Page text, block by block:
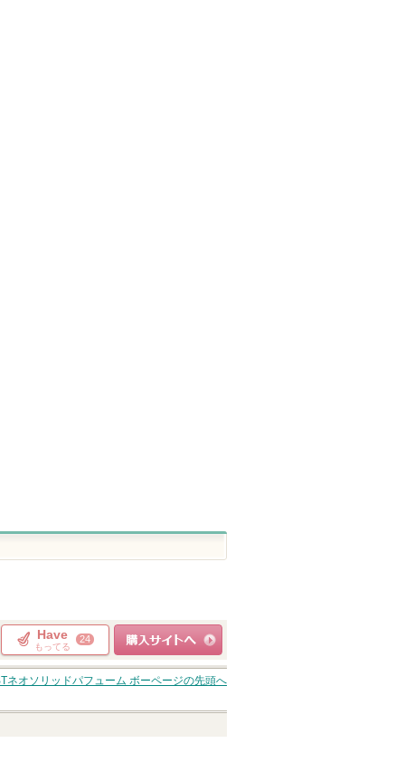
アイラ
Have
もってる
24
ショッピングサイト
へ
ネオソリッドパフューム ボーページの先頭へ